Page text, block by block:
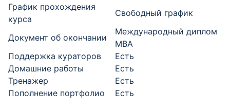
График прохождения
курса
Свободный график
Документ об окончании
Международный диплом
MBA
Поддержка кураторов
Есть
Домашние работы
Есть
Тренажер
Есть
Пополнение портфолио
Есть